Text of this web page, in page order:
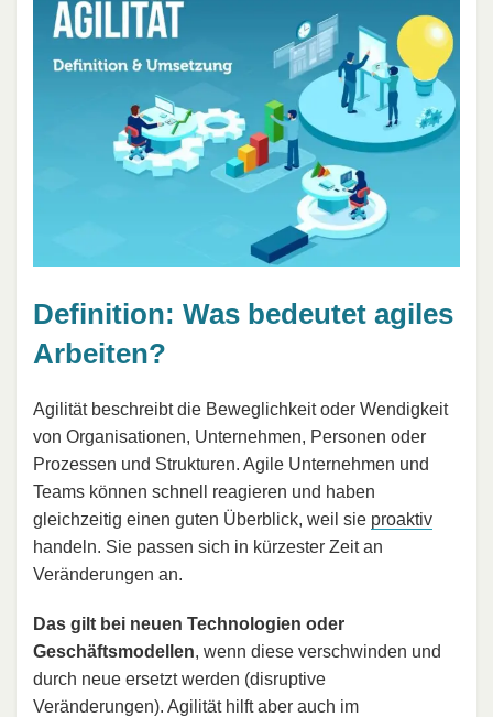
Definition: Was bedeutet agiles
Arbeiten?
Agilität beschreibt die Beweglichkeit oder Wendigkeit
von Organisationen, Unternehmen, Personen oder
Prozessen und Strukturen. Agile Unternehmen und
Teams können schnell reagieren und haben
gleichzeitig einen guten Überblick, weil sie proaktiv
handeln. Sie passen sich in kürzester Zeit an
Veränderungen an.
Das gilt bei neuen Technologien oder
Geschäftsmodellen, wenn diese verschwinden und
durch neue ersetzt werden (disruptive
Veränderungen). Agilität hilft aber auch im